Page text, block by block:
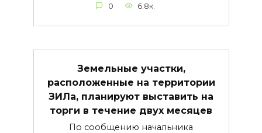
0 6.8к.
Земельные участки,
расположенные на территории
ЗИЛа, планируют выставить на
торги в течение двух месяцев
По сообщению начальника